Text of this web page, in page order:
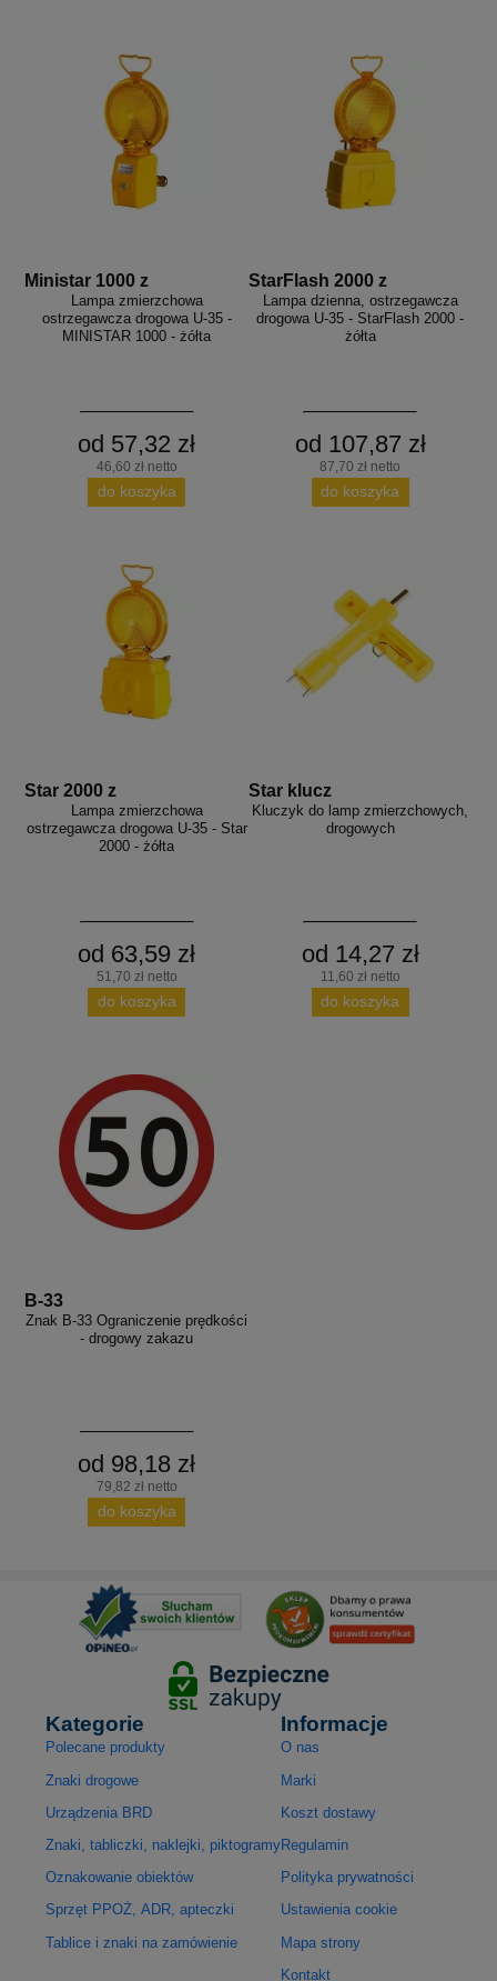
Ministar 1000 z
Lampa zmierzchowa
ostrzegawcza drogowa U-35 -
MINISTAR 1000 - żółta
od 57,32 zł
46,60 zł netto
do koszyka
StarFlash 2000 z
Lampa dzienna, ostrzegawcza
drogowa U-35 - StarFlash 2000 -
żółta
od 107,87 zł
87,70 zł netto
do koszyka
Star 2000 z
Lampa zmierzchowa
ostrzegawcza drogowa U-35 - Star
2000 - żółta
od 63,59 zł
51,70 zł netto
do koszyka
Star klucz
Kluczyk do lamp zmierzchowych,
drogowych
od 14,27 zł
11,60 zł netto
do koszyka
B-33
Znak B-33 Ograniczenie prędkości
- drogowy zakazu
od 98,18 zł
79,82 zł netto
do koszyka
Kategorie
Polecane produkty
Znaki drogowe
Urządzenia BRD
Znaki, tabliczki, naklejki, piktogramy
Oznakowanie obiektów
Sprzęt PPOŻ, ADR, apteczki
Tablice i znaki na zamówienie
Informacje
O nas
Marki
Koszt dostawy
Regulamin
Polityka prywatności
Ustawienia cookie
Mapa strony
Kontakt